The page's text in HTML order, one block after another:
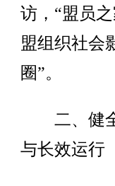
访，“盟员
盟组织社会
圈”。
二、健全
与长效运行